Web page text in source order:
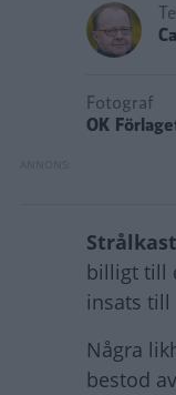
Fotograf
OK
billigt till
insats till
Några
bestod